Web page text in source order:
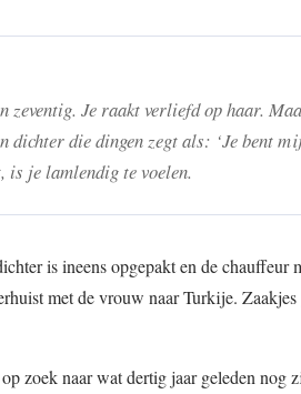
zeventig. Je raakt verliefd op haar.
dichter die dingen zegt als: ‘Je bent
is je lamlendig te voelen.
is ineens opgepakt en de chauffeur
met de vrouw naar Turkije. Zaakjes
zoek naar wat dertig jaar geleden nog